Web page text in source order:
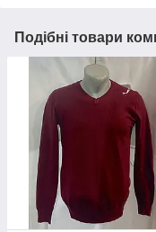
Подібні товари